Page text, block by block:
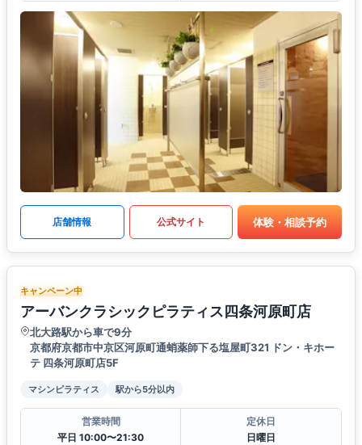
店舗情報 公式サイト 体験・相談予約
キャンペーン中
アーバンクラシックピラティス四条河原町店
北大路駅から車で9分
京都府京都市中京区河原町通蛸薬師下る塩屋町321 ドン・キホー
テ 四条河原町店5F
マシンピラティス 駅から5分以内
営業時間
平日 10:00〜21:30
定休日
日曜日